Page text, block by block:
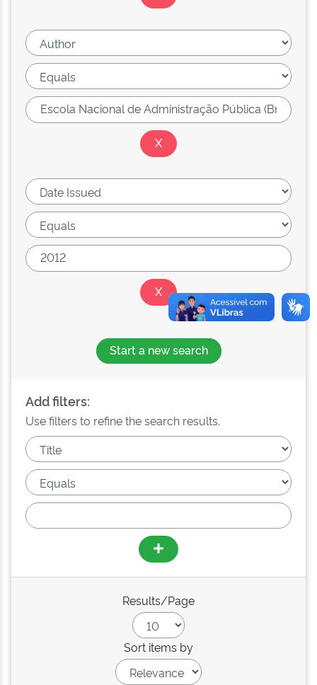
Start a new search
Add filters:
Use filters to refine the search results.
Results/Page
Sort items by